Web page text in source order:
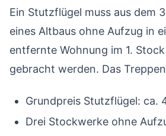
Ein Stutzflügel muss aus dem
eines Altbaus ohne Aufzug in
entfernte Wohnung im 1.
gebracht werden. Das
Grundpreis Stutzflügel: ca.
Drei Stockwerke ohne